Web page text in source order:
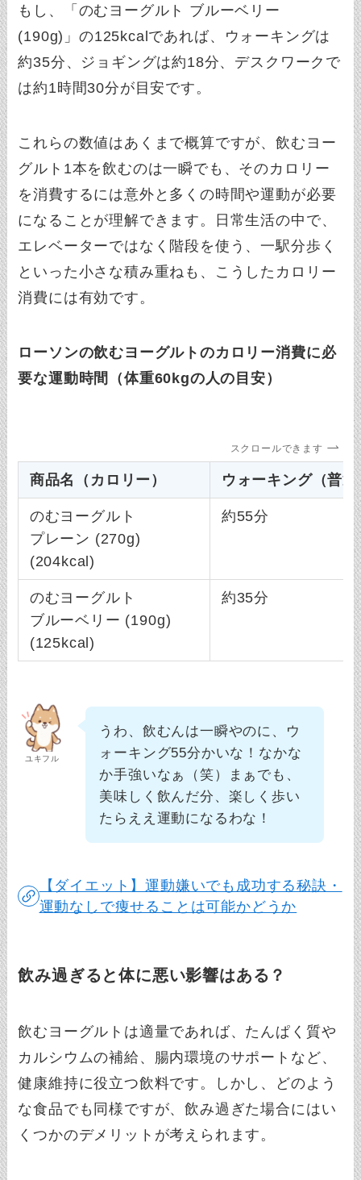
もし、「のむヨーグルト ブルーベリー
(190g)」の125kcalであれば、ウォーキングは
約35分、ジョギングは約18分、デスクワークで
は約1時間30分が目安です。
これらの数値はあくまで概算ですが、飲むヨー
グルト1本を飲むのは一瞬でも、そのカロリー
を消費するには意外と多くの時間や運動が必要
になることが理解できます。日常生活の中で、
エレベーターではなく階段を使う、一駅分歩く
といった小さな積み重ねも、こうしたカロリー
消費には有効です。
ローソンの飲むヨーグルトのカロリー消費に必
要な運動時間（体重60kgの人の目安）
スクロールできます
商品名（カロリー） ウォーキング（普通
のむヨーグルト
プレーン (270g)
(204kcal)
約55分
のむヨーグルト
ブルーベリー (190g)
(125kcal)
約35分
ユキフル
うわ、飲むんは一瞬やのに、ウ
ォーキング55分かいな！なかな
か手強いなぁ（笑）まぁでも、
美味しく飲んだ分、楽しく歩い
たらええ運動になるわな！
【ダイエット】運動嫌いでも成功する秘訣・
運動なしで痩せることは可能かどうか
飲み過ぎると体に悪い影響はある？
飲むヨーグルトは適量であれば、たんぱく質や
カルシウムの補給、腸内環境のサポートなど、
健康維持に役立つ飲料です。しかし、どのよう
な食品でも同様ですが、飲み過ぎた場合にはい
くつかのデメリットが考えられます。